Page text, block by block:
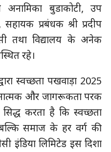
अनामिका बुडाकोटी, उप
प्रबंधक श्री प्रदीप
तथा विद्यालय के अनेक
रहे।
स्वच्छता पखवाड़ा 2025
और जागरूकता परक
करता है कि स्वच्छता
समाज के हर वर्ग की
इंडिया लिमिटेड इस दिशा